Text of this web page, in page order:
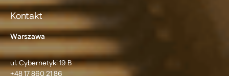
Kontakt
Warszawa
ul. Cybernetyki 19 B
+48 17 860 21 86